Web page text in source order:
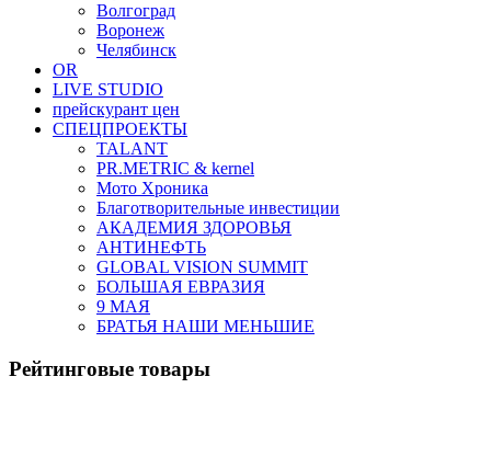
Волгоград
Воронеж
Челябинск
OR
LIVE STUDIO
прейскурант цен
СПЕЦПРОЕКТЫ
TALANT
PR.METRIC & kernel
Мото Хроника
Благотворительные инвестиции
АКАДЕМИЯ ЗДОРОВЬЯ
АНТИНЕФТЬ
GLOBAL VISION SUMMIT
БОЛЬШАЯ ЕВРАЗИЯ
9 МАЯ
БРАТЬЯ НАШИ МЕНЬШИЕ
Рейтинговые товары